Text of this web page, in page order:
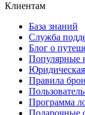
Клиентам
База знаний
Служба
Блог о
Популярные
Правила
Программа
Подарочные